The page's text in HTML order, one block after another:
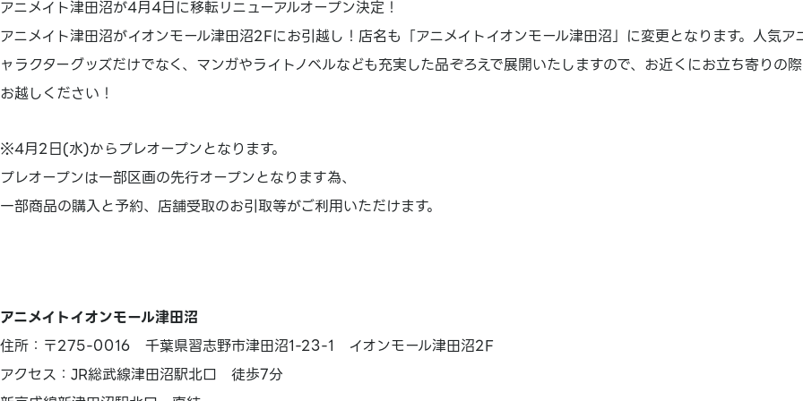
アニメイト津田沼が4月4日に移転リニューアルオープン決定！
アニメイト津田沼がイオンモール津田沼2Fにお引越し！店名も「アニメイトイオンモール津田沼」に変更となります。人気ア
ャラクターグッズだけでなく、マンガやライトノベルなども充実した品ぞろえで展開いたしますので、お近くにお立ち寄りの
お越しください！
※4月2日(水)からプレオープンとなります。
プレオープンは一部区画の先行オープンとなります為、
一部商品の購入と予約、店舗受取のお引取等がご利用いただけます。
アニメイトイオンモール津田沼
住所：〒275-0016 千葉県習志野市津田沼1-23-1 イオンモール津田沼2F
アクセス：JR総武線津田沼駅北口 徒歩7分